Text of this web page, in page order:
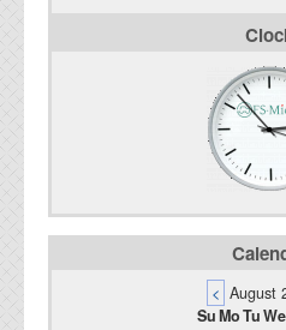
< August
SuMoTuWe